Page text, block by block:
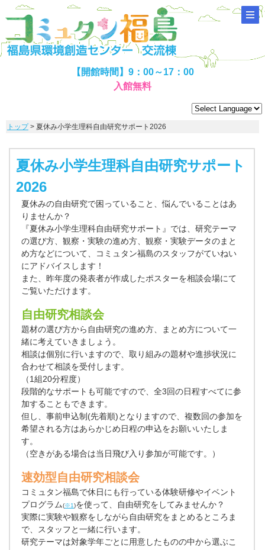
【開館時間】9：00～17：00
入館無料
トップ> 夏休み小学生理科自由研究サポート2026
夏休み小学生理科自由研究サポート
2026
夏休みの自由研究で困っていること、悩んでいることはあ
りませんか？
『夏休み小学生理科自由研究サポート』では、研究テーマ
の選び方、観察・実験の進め方、観察・実験データのまと
め方などについて、コミュタン福島のスタッフがていねい
にアドバイスします！
また、昨年度の発表者が作成したポスターを相談会場にて
ご覧いただけます。
自由研究相談会
題材の選び方から自由研究の進め方、まとめ方について一
緒に考えていきましょう。
相談は個別に行いますので、取り組みの題材や進捗状況に
合わせて相談を受付します。
（1組20分程度）
段階的なサポートも可能ですので、全3回の日程すべてに参
加することもできます。
但し、事前申込制(先着順)となりますので、複数回の参加を
希望される方はあらかじめ日程の申込をお願いいたしま
す。
（空きがある場合は当日飛び入り参加が可能です。）
速効型自由研究相談会
コミュタン福島で休日にも行っている体験研修やイベント
プログラム(※1)を使って、自由研究をしてみませんか？
実際に実験や観察をしながら自由研究をまとめるところま
で、スタッフと一緒に行います。
研究テーマは対象学年ごとに用意したものの中から選ぶこ